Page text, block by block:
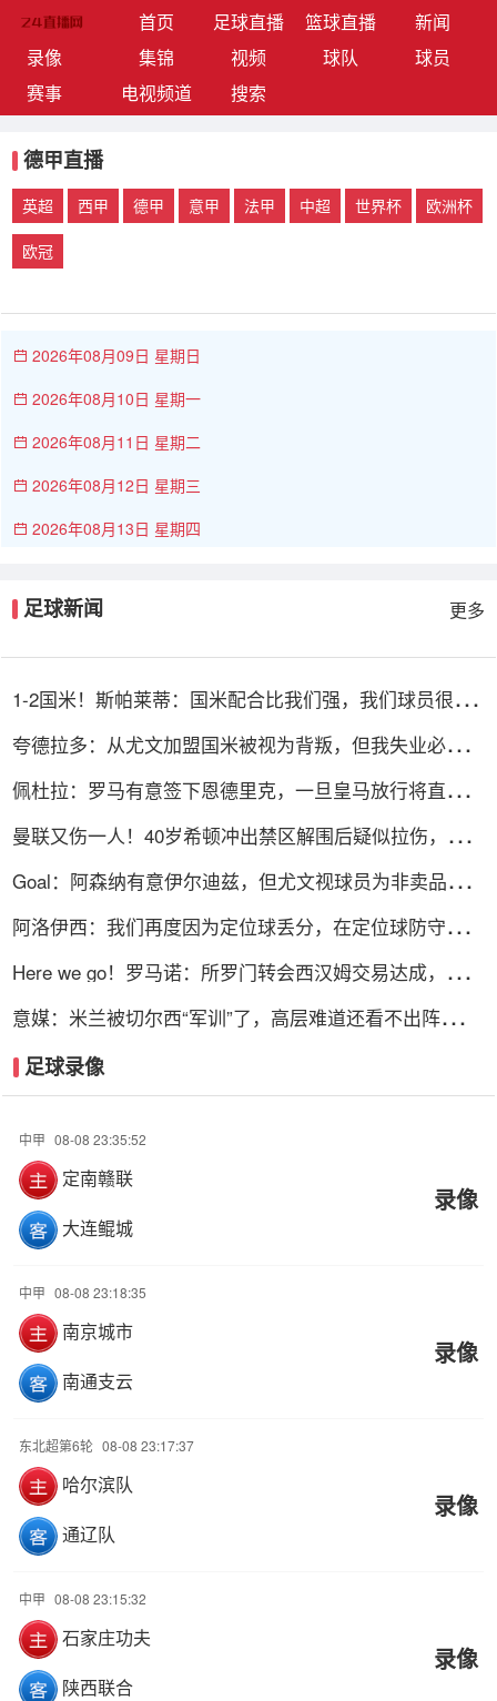
首页(current)足球直播 篮球直播
新闻
录像
集锦 视频 球队
球员
赛事
电视频道 搜索
德甲直播
英超 西甲 德甲 意甲 法甲 中超 世界杯 欧洲杯
欧冠
2026年08月09日 星期日
2026年08月10日 星期一
2026年08月11日 星期二
2026年08月12日 星期三
2026年08月13日 星期四
足球新闻 更多
1-2国米！斯帕莱蒂：国米配合比我们强，我们球员很棒
夸德拉多：从尤文加盟国米被视为背叛，但我失业必须寻
佩杜拉：罗马有意签下恩德里克，一旦皇马放行将直接加
曼联又伤一人！40岁希顿冲出禁区解围后疑似拉伤，被换
Goal：阿森纳有意伊尔迪兹，但尤文视球员为非卖品，除
阿洛伊西：我们再度因为定位球丢分，在定位球防守上犯
Here we go！罗马诺：所罗门转会西汉姆交易达成，总价
意媒：米兰被切尔西“军训”了，高层难道还看不出阵容短
足球录像
中甲 08-08 23:35:52
定南赣联
大连鲲城
录像
中甲 08-08 23:18:35
南京城市
南通支云
录像
东北超第6轮 08-08 23:17:37
哈尔滨队
通辽队
录像
中甲 08-08 23:15:32
石家庄功夫
陕西联合
录像